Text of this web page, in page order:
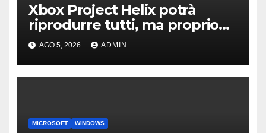
Xbox Project Helix potrà
riprodurre tutti, ma proprio
tutti, i giochi per Xbox usciti
finora?
AGO 5, 2026 ADMIN
MICROSOFT WINDOWS